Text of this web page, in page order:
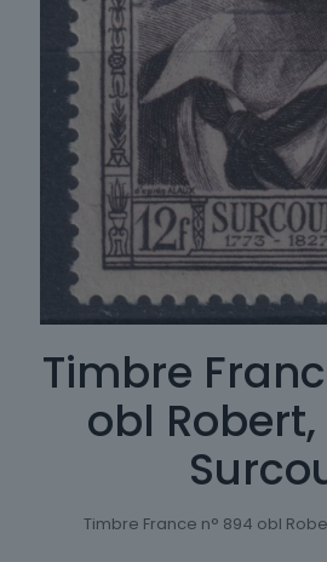
Timbre
obl
Timbre France n° 894 obl